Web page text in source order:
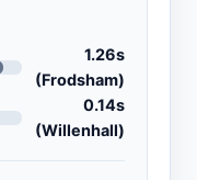
1.26s
(Frodsham)
0.14s
(Willenhall)